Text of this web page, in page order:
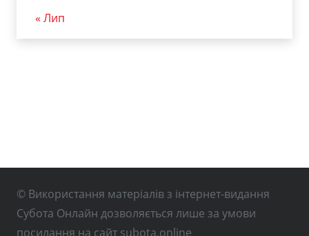
« Лип
© Використання матеріалів з інтернет-видання
Субота Онлайн дозволяється лише за умови
посилання на сайт subota.online